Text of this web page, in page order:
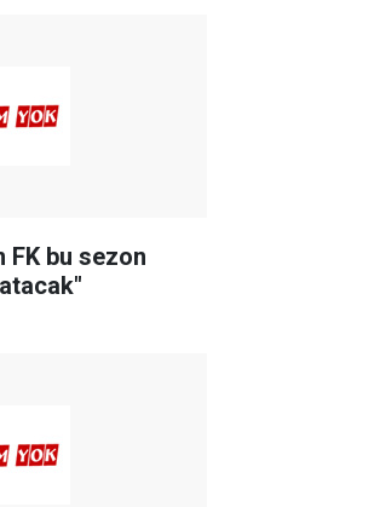
FK bu sezon